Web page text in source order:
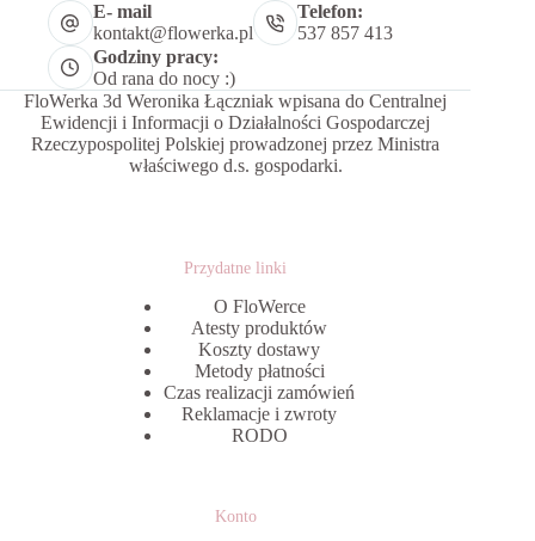
E- mail
kontakt@flowerka.pl
Telefon:
537 857 413
Godziny pracy:
Od rana do nocy :)
FloWerka 3d Weronika Łączniak wpisana do Centralnej
Ewidencji i Informacji o Działalności Gospodarczej
Rzeczypospolitej Polskiej prowadzonej przez Ministra
właściwego d.s. gospodarki.
Przydatne linki
O FloWerce
Atesty produktów
Koszty dostawy
Metody płatności
Czas realizacji zamówień
Reklamacje i zwroty
RODO
Konto